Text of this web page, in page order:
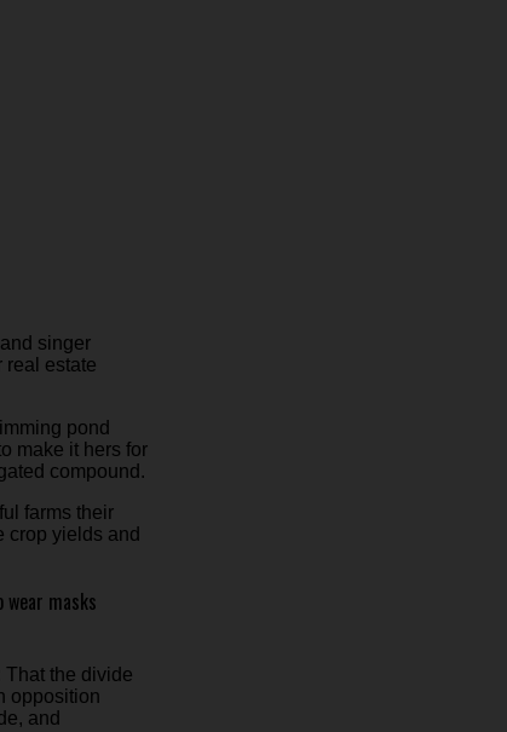
singer
real estate
pond
make it hers for
compound.
farms their
crop yields and
masks
That the divide
opposition
and